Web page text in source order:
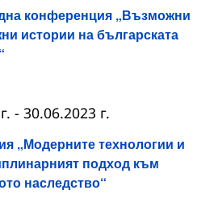
конференция „Възможни
истории на българската
„Модерните технологии и
подход към
наследство“
- 30.06.2023 г.